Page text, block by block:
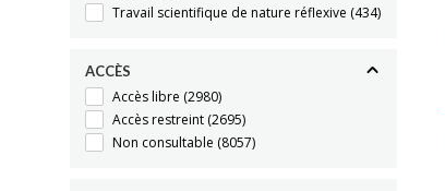
Travail scientifique de nature réflexive (434)
ACCÈS
Accès libre (2980)
Accès restreint (2695)
Non consultable (8057)